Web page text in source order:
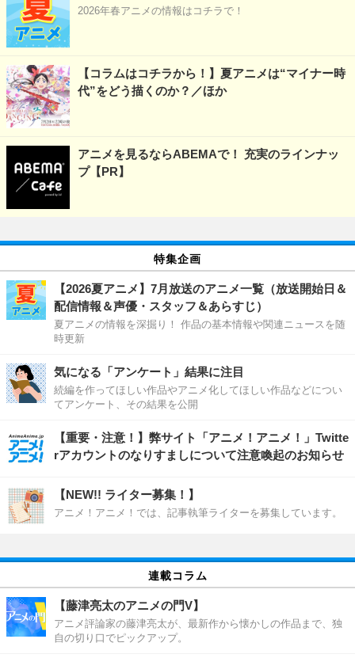
2026年春アニメの情報はコチラで！
【コラムはコチラから！】夏アニメは“マイナー時
代”をどう描くのか？／ほか
アニメを見るならABEMAで！ 充実のラインナッ
プ【PR】
特集企画
【2026夏アニメ】7月放送のアニメ一覧（放送開始日＆
配信情報＆声優・スタッフ＆あらすじ）
夏アニメの情報を深掘り！ 作品の基本情報や関連ニュースを随
時更新
気になる「アンケート」結果に注目
続編を作ってほしい作品やアニメ化してほしい作品などについ
てアンケート、その結果を公開
【重要・注意！】弊サイト「アニメ！アニメ！」Twitte
rアカウントのなりすましについて注意喚起のお知らせ
【NEW!! ライター募集！】
アニメ！アニメ！では、記事執筆ライターを募集しています。
連載コラム
【藤津亮太のアニメの門V】
アニメ評論家の藤津亮太が、最新作から懐かしの作品まで、独
自の切り口でピックアップ。